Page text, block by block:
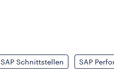
SAP Schnittstellen SAP